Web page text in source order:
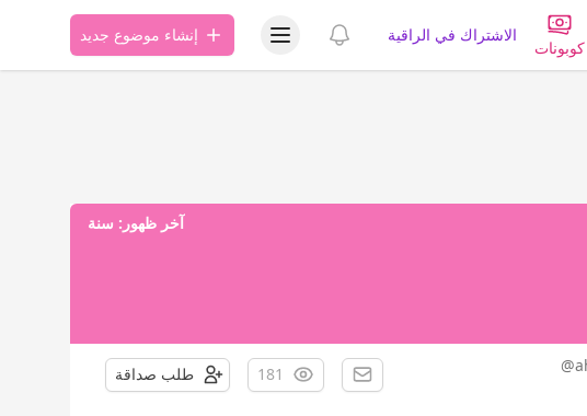
كوبونات
الاشتراك في الراقية عرض الإشعاراتعرض قائمة المستخدمإنشاء موضوع جديد
آخر ظهور: سنة
181 طلب صداقة